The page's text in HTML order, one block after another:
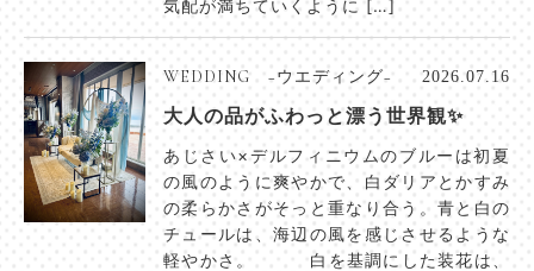
気配が満ちていくように […]
WEDDING −ウエディング− 2026.07.16
大人の品がふわっと漂う世界観✨
あじさい×デルフィニウムのブルーは初夏
の風のように爽やかで、白ダリアとかすみ
の柔らかさがそっと重なり合う。青と白の
チュールは、海辺の風を感じさせるような
軽やかさ。 白を基調にした装花は、